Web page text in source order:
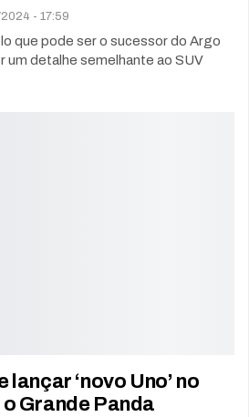
- 17:59
que pode ser o sucessor do Argo
um detalhe semelhante ao SUV
‘novo Uno’ no
Grande Panda